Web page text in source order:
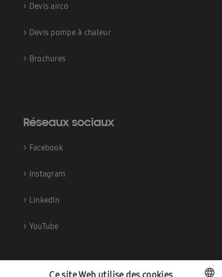
> Devis airco
> Devis pompe à chaleur
> Brochures
Réseaux sociaux
> Facebook
> Instagram
> LinkedIn
> YouTube